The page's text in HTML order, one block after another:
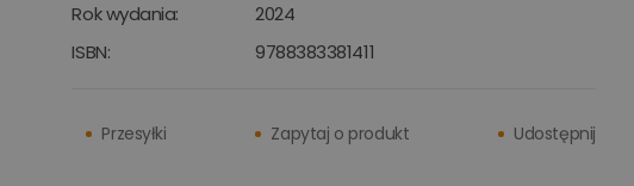
Rok wydania:
2024
ISBN:
9788383381411
Przesyłki Zapytaj o produkt Udostępnij